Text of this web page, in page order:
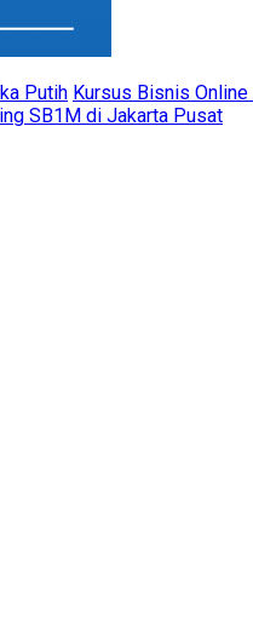
Putih Kursus Bisnis
SB1M di Jakarta Pusat